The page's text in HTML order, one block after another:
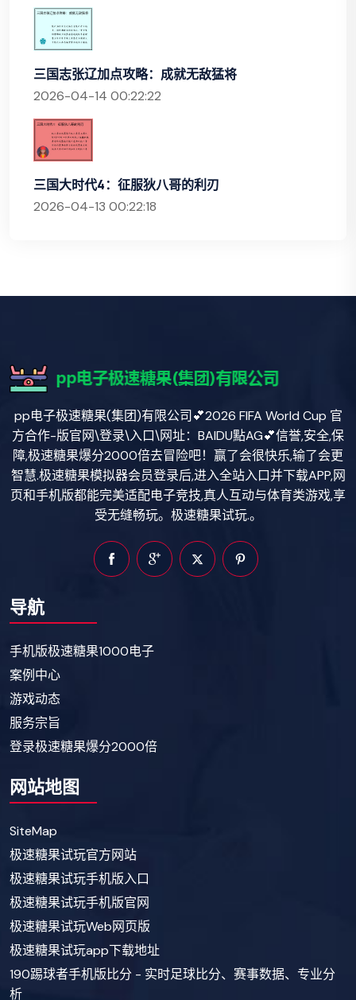
三国志张辽加点攻略：成就无敌猛将
2026-04-14 00:22:22
三国大时代4：征服狄八哥的利刃
2026-04-13 00:22:18
pp电子极速糖果(集团)有限公司💕2026 FIFA World Cup 官
方合作-版官网\登录\入口\网址：BAIDU點AG💕信誉,安全,保
障,极速糖果爆分2000倍去冒险吧！赢了会很快乐,输了会更
智慧.极速糖果模拟器会员登录后,进入全站入口并下载APP,网
页和手机版都能完美适配电子竞技,真人互动与体育类游戏,享
受无缝畅玩。极速糖果试玩.。
导航
手机版极速糖果1000电子
案例中心
游戏动态
服务宗旨
登录极速糖果爆分2000倍
网站地图
SiteMap
极速糖果试玩官方网站
极速糖果试玩手机版入口
极速糖果试玩手机版官网
极速糖果试玩Web网页版
极速糖果试玩app下载地址
190踢球者手机版比分 - 实时足球比分、赛事数据、专业分
析